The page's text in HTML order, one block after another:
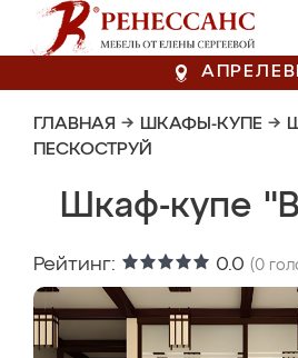
ГЛАВНАЯ → ШКАФЫ-КУПЕ →
ПЕСКОСТРУЙ
Шкаф-купе
Рейтинг: 0.0 (0